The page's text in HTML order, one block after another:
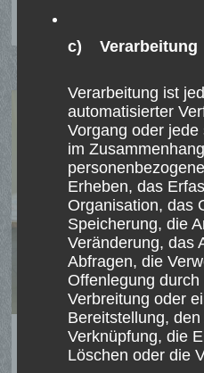
VERTEILT
KINDERGARTEN
Uedemerbrucher
Konkret“
c) Verarbeitung
Verarbeitung ist
automatisierter
Vorgang oder
im
Erheben, das
Organisation, das
Speicherung, die
Veränderung, das
Abfragen, die
Offenlegung
Verbreitung oder
Bereitstellung,
Verknüpfung, die
Löschen oder die